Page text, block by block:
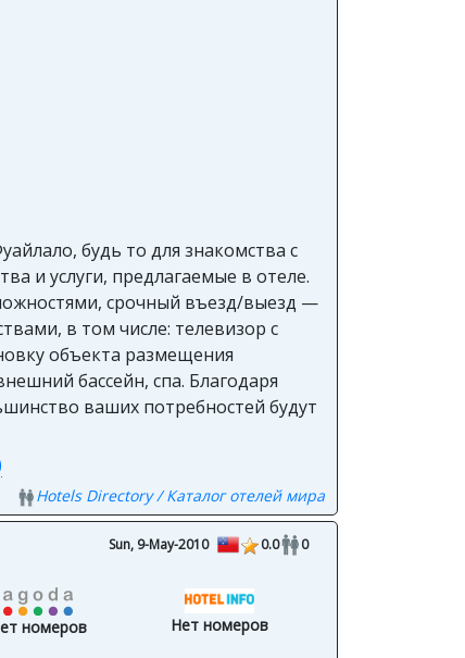
будь то для знакомства с
и услуги, предлагаемые в отеле.
срочный въезд/выезд —
в том числе: телевизор с
объекта размещения
бассейн, спа. Благодаря
ваших потребностей будут
Hotels Directory / Каталог отелей мира
Sun, 9-May-2010 0.0 0
номеров Нет номеров